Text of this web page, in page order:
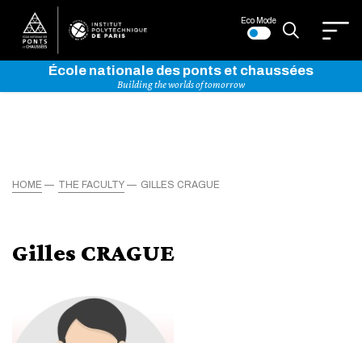
Eco Mode
École nationale des ponts et chaussées
Building the worlds of tomorrow
HOME THE FACULTY GILLES CRAGUE
Gilles CRAGUE